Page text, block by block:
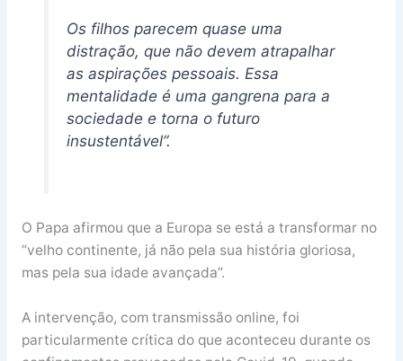
Os filhos parecem quase uma
distração, que não devem atrapalhar
as aspirações pessoais. Essa
mentalidade é uma gangrena para a
sociedade e torna o futuro
insustentável”.
O Papa afirmou que a Europa se está a transformar no
“velho continente, já não pela sua história gloriosa,
mas pela sua idade avançada”.
A intervenção, com transmissão online, foi
particularmente crítica do que aconteceu durante os